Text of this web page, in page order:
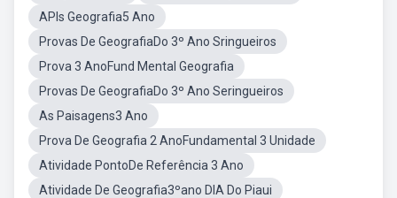
APIs Geografia5 Ano
Provas De GeografiaDo 3º Ano Sringueiros
Prova 3 AnoFund Mental Geografia
Provas De GeografiaDo 3º Ano Seringueiros
As Paisagens3 Ano
Prova De Geografia 2 AnoFundamental 3 Unidade
Atividade PontoDe Referência 3 Ano
Atividade De Geografia3ºano DIA Do Piaui